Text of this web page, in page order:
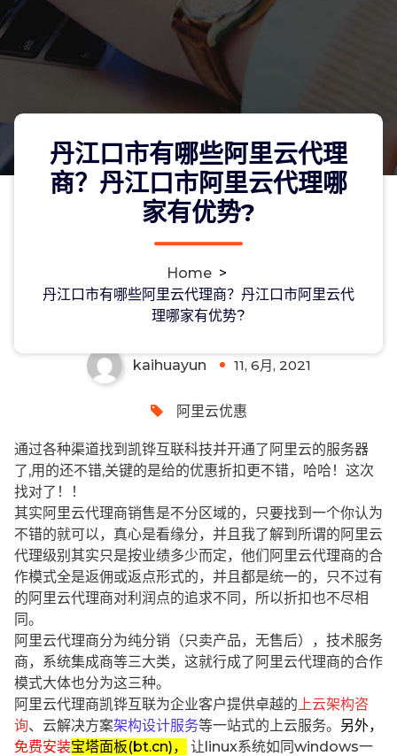
丹江口市有哪些阿里云代理
商？丹江口市阿里云代理哪
家有优势?
Home >
丹江口市有哪些阿里云代理商？丹江口市阿里云代
理哪家有优势?
市阿里云代理哪家有优势?
kaihuayun 11, 6月, 2021
阿里云优惠
通过各种渠道找到凯铧互联科技并开通了阿里云的服务器
了,用的还不错,关键的是给的优惠折扣更不错，哈哈！这次
找对了！！
其实阿里云代理商销售是不分区域的，只要找到一个你认为
不错的就可以，真心是看缘分，并且我了解到所谓的阿里云
代理级别其实只是按业绩多少而定，他们阿里云代理商的合
作模式全是返佣或返点形式的，并且都是统一的，只不过有
的阿里云代理商对利润点的追求不同，所以折扣也不尽相
同。
阿里云代理商分为纯分销（只卖产品，无售后），技术服务
商，系统集成商等三大类，这就行成了阿里云代理商的合作
模式大体也分为这三种。
阿里云代理商凯铧互联为企业客户提供卓越的 上云架构咨
询、云解决方案架构设计服务等一站式的上云服务。 另外，
免费安装宝塔面板(bt.cn)，
让linux系统如同windows一